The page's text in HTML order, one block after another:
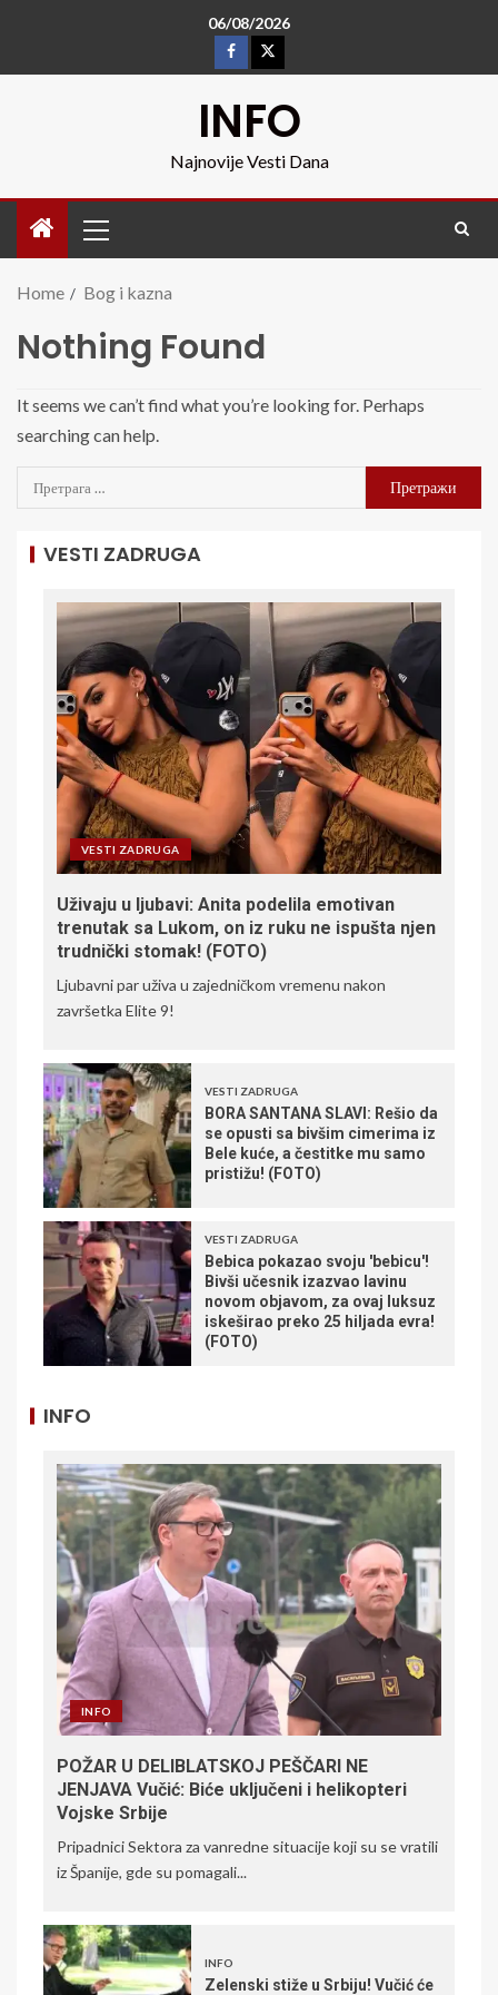
06/08/2026
INFO
Najnovije Vesti Dana
Home Bog i kazna
Nothing Found
It seems we can’t find what you’re looking for. Perhaps
searching can help.
VESTI ZADRUGA
VESTI ZADRUGA
Uživaju u ljubavi: Anita podelila emotivan
trenutak sa Lukom, on iz ruku ne ispušta njen
trudnički stomak! (FOTO)
Ljubavni par uživa u zajedničkom vremenu nakon
završetka Elite 9!
VESTI ZADRUGA
BORA SANTANA SLAVI: Rešio da
se opusti sa bivšim cimerima iz
Bele kuće, a čestitke mu samo
pristižu! (FOTO)
VESTI ZADRUGA
Bebica pokazao svoju 'bebicu'!
Bivši učesnik izazvao lavinu
novom objavom, za ovaj luksuz
iskeširao preko 25 hiljada evra!
(FOTO)
INFO
INFO
POŽAR U DELIBLATSKOJ PEŠČARI NE
JENJAVA Vučić: Biće uključeni i helikopteri
Vojske Srbije
Pripadnici Sektora za vanredne situacije koji su se vratili
iz Španije, gde su pomagali...
INFO
Zelenski stiže u Srbiju! Vučić će